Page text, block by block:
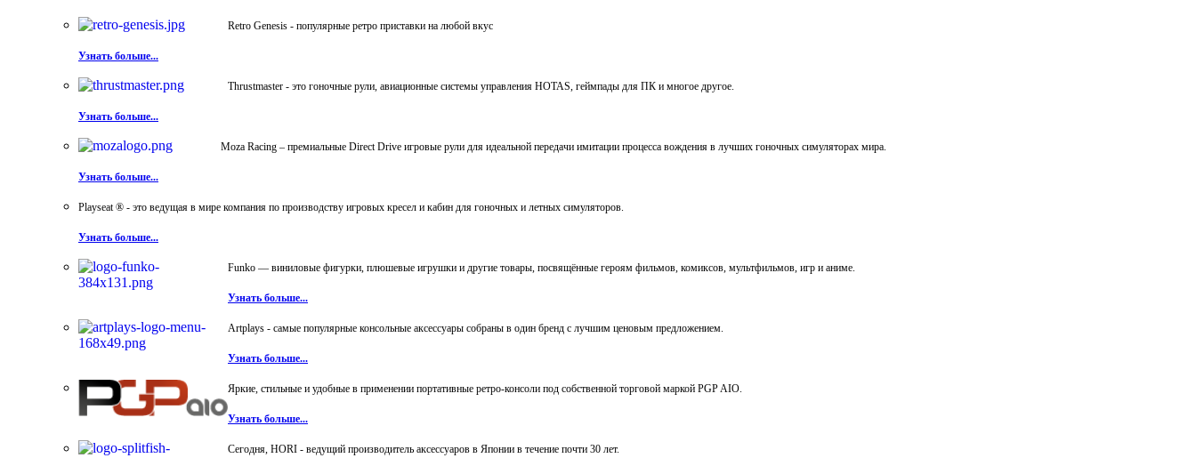
Retro Genesis - популярные ретро приставки на любой вкус
Узнать больше...
Thrustmaster - это гоночные рули, авиационные системы управления HOTAS, геймпады для ПК и многое другое.
Узнать больше...
Moza Racing – премиальные Direct Drive игровые рули для идеальной передачи имитации процесса вождения в лучших гоночных симуляторах мира.
Узнать больше...
Playseat ® - это ведущая в мире компания по производству игровых кресел и кабин для гоночных и летных симуляторов.
Узнать больше...
Funko — виниловые фигурки, плюшевые игрушки и другие товары, посвящённые героям фильмов, комиксов, мультфильмов, игр и аниме.
Узнать больше...
Artplays - самые популярные консольные аксессуары собраны в один бренд с лучшим ценовым предложением.
Узнать больше...
Яркие, стильные и удобные в применении портативные ретро-консоли под собственной торговой маркой PGP AIO.
Узнать больше...
Сегодня, HORI - ведущий производитель аксессуаров в Японии в течение почти 30 лет.